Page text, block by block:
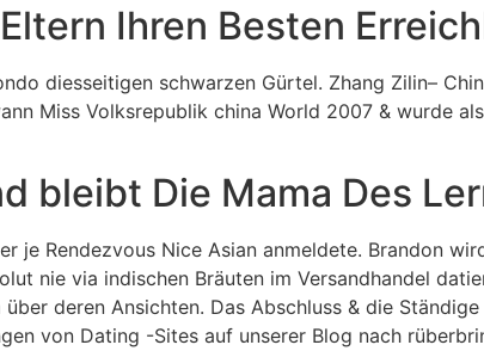
Ihren Besten
diesseitigen schwarzen Gürtel. Zhang Zilin–
Miss Volksrepublik china World 2007 & wurde
bleibt Die Mama Des
je Rendezvous Nice Asian anmeldete. Brandon
nie via indischen Bräuten im Versandhandel
deren Ansichten. Das Abschluss & die
von Dating -Sites auf unserer Blog nach